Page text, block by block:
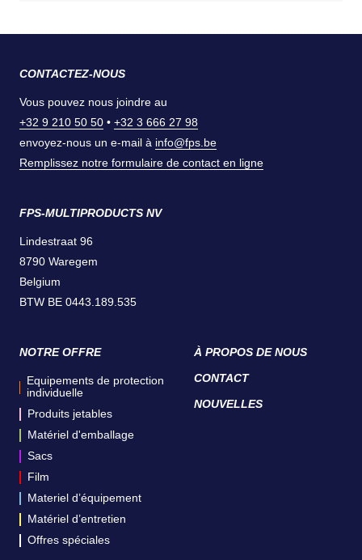
CONTACTEZ-NOUS
Vous pouvez nous joindre au
+32 9 210 50 50 • +32 3 666 27 98
envoyez-nous un e-mail à info@fps.be
Remplissez notre formulaire de contact en ligne
FPS-MULTIPRODUCTS NV
Lindestraat 96
8790 Waregem
Belgium
BTW BE 0443.189.535
NOTRE OFFRE
Equipements de protection
individuelle
Produits jetables
Matériel d'emballage
Sacs
Film
Materiel d’équipement
Matériel d’entretien
Offres spéciales
À PROPOS DE NOUS
CONTACT
NOUVELLES